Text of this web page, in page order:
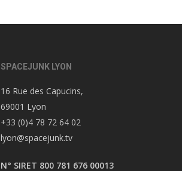
SPACEJUNK LYON
16 Rue des Capucins,
69001 Lyon
+33 (0)4 78 72 64 02
lyon@spacejunk.tv
N° SIRET 800 781 676 00013